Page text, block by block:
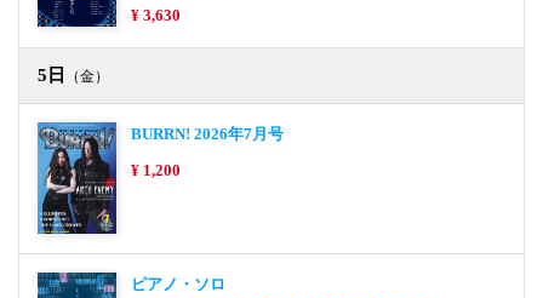
¥ 3,630
5日 （金）
BURRN! 2026年7月号
¥ 1,200
ピアノ・ソロ